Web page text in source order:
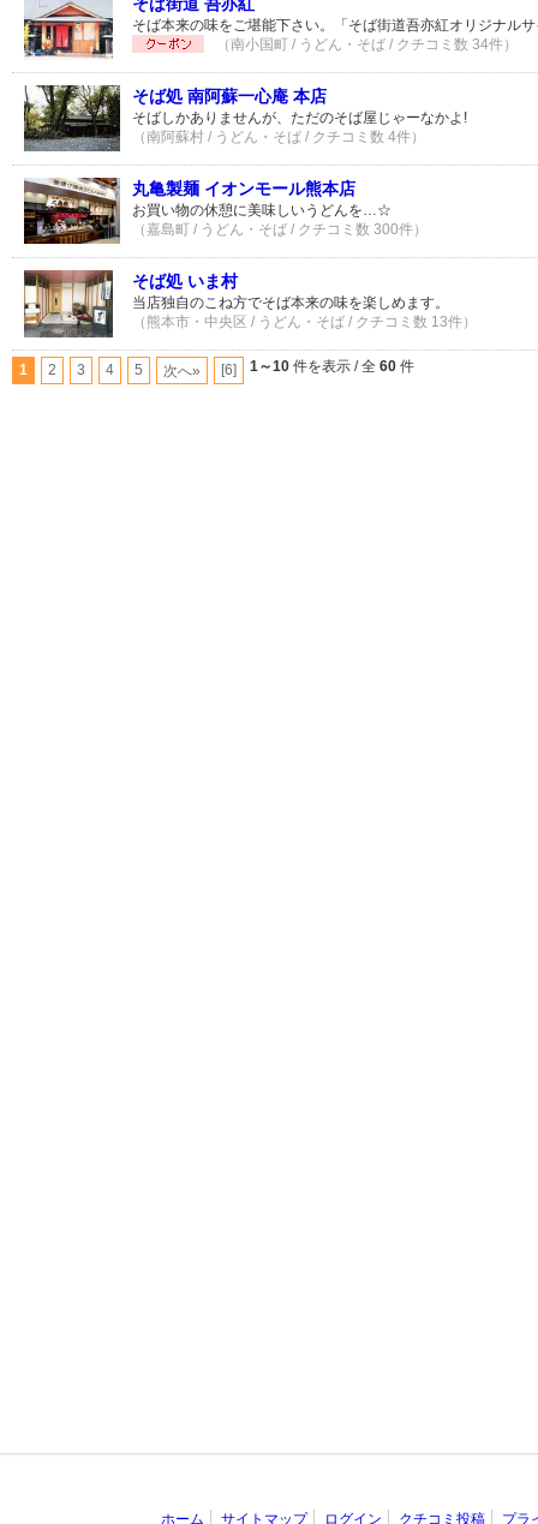
そば本来の味をご堪能下さい。「そば街道吾亦紅オリジナル
（南小国町 / うどん・そば / クチコミ数 34件）
そば処 南阿蘇一心庵 本店
そばしかありませんが、ただのそば屋じゃーなかよ!
（南阿蘇村 / うどん・そば / クチコミ数 4件）
丸亀製麺 イオンモール熊本店
お買い物の休憩に美味しいうどんを…☆
（嘉島町 / うどん・そば / クチコミ数 300件）
そば処 いま村
当店独自のこね方でそば本来の味を楽しめます。
（熊本市・中央区 / うどん・そば / クチコミ数 13件）
1 2 3 4 5 次へ» [6] 1～10 件を表示 / 全 60 件
ホーム サイトマップ ログイン クチコミ投稿 プラ